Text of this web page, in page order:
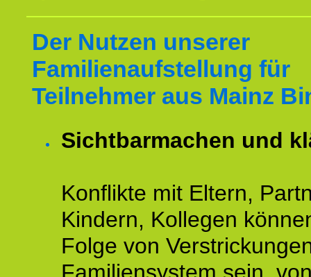
Der Nutzen unserer
Familienaufstellung für
Teilnehmer aus Mainz
Sichtbarmachen und
Konflikte mit Eltern,
Kindern, Kollegen
Folge von